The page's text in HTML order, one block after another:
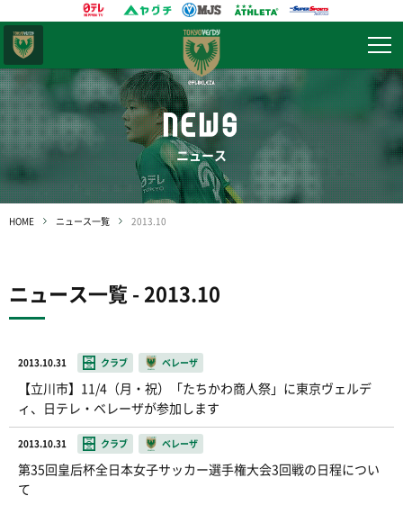
NEWS
ニュース
HOME ニュース一覧 2013.10
ニュース一覧 - 2013.10
2013.10.31 クラブ ベレーザ
【立川市】11/4（月・祝）「たちかわ商人祭」に東京ヴェルデ
ィ、日テレ・ベレーザが参加します
2013.10.31 クラブ ベレーザ
第35回皇后杯全日本女子サッカー選手権大会3回戦の日程につい
て